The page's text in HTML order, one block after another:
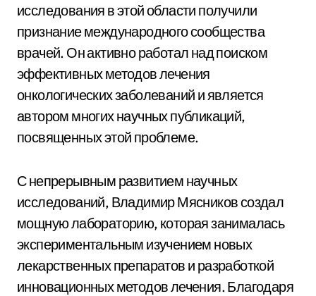
исследования в этой области получили
признание международного сообщества
врачей. Он активно работал над поиском
эффективных методов лечения
онкологических заболеваний и является
автором многих научных публикаций,
посвященных этой проблеме.
С непрерывным развитием научных
исследований, Владимир Мясников создал
мощную лабораторию, которая занималась
экспериментальным изучением новых
лекарственных препаратов и разработкой
инновационных методов лечения. Благодаря